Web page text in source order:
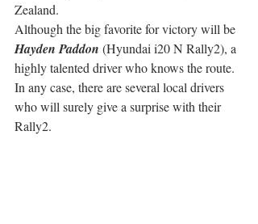
Zealand.
Although the big favorite for victory will be
Hayden Paddon (Hyundai i20 N Rally2), a
highly talented driver who knows the route.
In any case, there are several local drivers
who will surely give a surprise with their
Rally2.